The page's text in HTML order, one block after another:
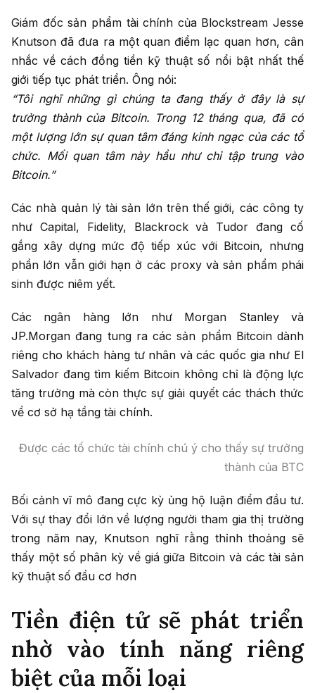
Giám đốc sản phẩm tài chính của Blockstream Jesse
Knutson đã đưa ra một quan điểm lạc quan hơn, cân
nhắc về cách đồng tiền kỹ thuật số nổi bật nhất thế
giới tiếp tục phát triển. Ông nói:
“Tôi nghĩ những gì chúng ta đang thấy ở đây là sự
trưởng thành của Bitcoin. Trong 12 tháng qua, đã có
một lượng lớn sự quan tâm đáng kinh ngạc của các tổ
chức. Mối quan tâm này hầu như chỉ tập trung vào
Bitcoin.”
Các nhà quản lý tài sản lớn trên thế giới, các công ty
như Capital, Fidelity, Blackrock và Tudor đang cố
gắng xây dựng mức độ tiếp xúc với Bitcoin, nhưng
phần lớn vẫn giới hạn ở các proxy và sản phẩm phái
sinh được niêm yết.
Các ngân hàng lớn như Morgan Stanley và
JP.Morgan đang tung ra các sản phẩm Bitcoin dành
riêng cho khách hàng tư nhân và các quốc gia như El
Salvador đang tìm kiếm Bitcoin không chỉ là động lực
tăng trưởng mà còn thực sự giải quyết các thách thức
về cơ sở hạ tầng tài chính.
Được các tổ chức tài chính chú ý cho thấy sự trưởng
thành của BTC
Bối cảnh vĩ mô đang cực kỳ ủng hộ luận điểm đầu tư.
Với sự thay đổi lớn về lượng người tham gia thị trường
trong năm nay, Knutson nghĩ rằng thỉnh thoảng sẽ
thấy một số phân kỳ về giá giữa Bitcoin và các tài sản
kỹ thuật số đầu cơ hơn
Tiền điện tử sẽ phát triển
nhờ vào tính năng riêng
biệt của mỗi loại